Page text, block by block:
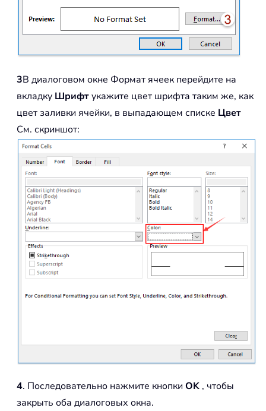
3В диалоговом окне Формат ячеек перейдите на
вкладку Шрифтукажите цвет шрифта таким же, как
цвет заливки ячейки, в выпадающем списке Цвет
См. скриншот:
4. Последовательно нажмите кнопки OK , чтобы
закрыть оба диалоговых окна.